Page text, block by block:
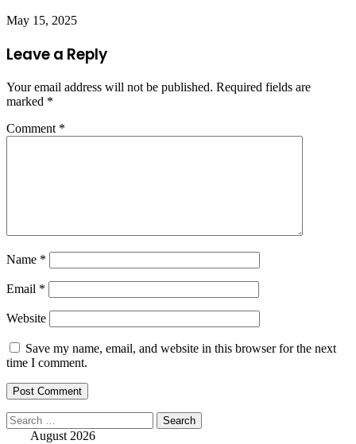
May 15, 2025
Leave a Reply
Your email address will not be published. Required fields are
marked *
Comment *
Name *
Email *
Website
Save my name, email, and website in this browser for the next
time I comment.
Search
for: August 2026